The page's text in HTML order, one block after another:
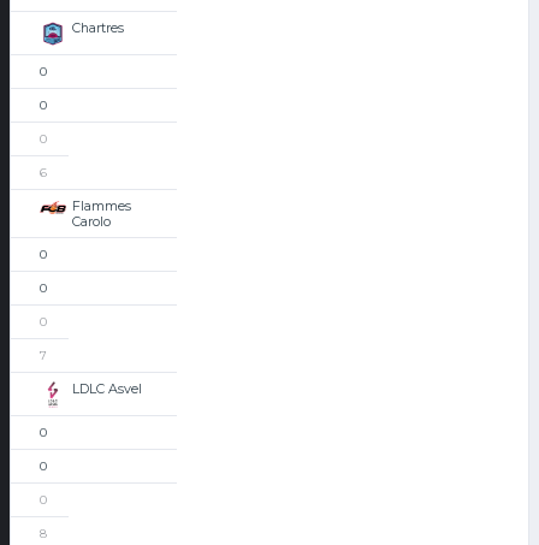
Chartres
0
0
0
6
Flammes
Carolo
0
0
0
7
LDLC Asvel
0
0
0
8